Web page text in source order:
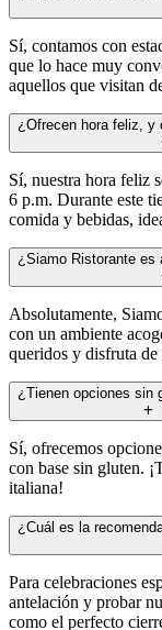
Sí, contamos con
que lo hace muy
aquellos que visitan
¿Ofrecen hora feliz, y
Sí, nuestra hora feliz
6 p.m. Durante este
comida y bebidas,
¿Siamo Ristorante es
Absolutamente,
con un ambiente
queridos y disfruta
¿Tienen opciones sin
Sí, ofrecemos
con base sin gluten.
italiana!
¿Cuál es la
Para celebraciones
antelación y probar
como el perfecto